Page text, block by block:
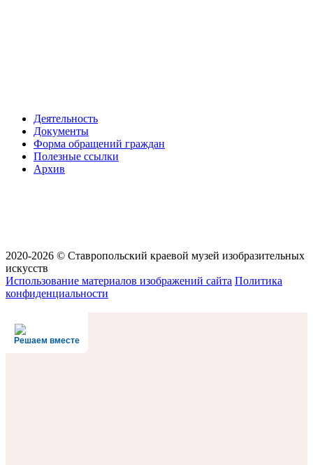
Деятельность
Документы
Форма обращений граждан
Полезные ссылки
Архив
2020-2026 © Ставропольский краевой музей изобразительных
искусств
Использование материалов изображений сайта Политика
конфиденциальности
Решаем вместе